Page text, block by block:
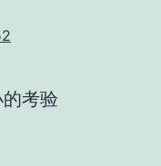
考验